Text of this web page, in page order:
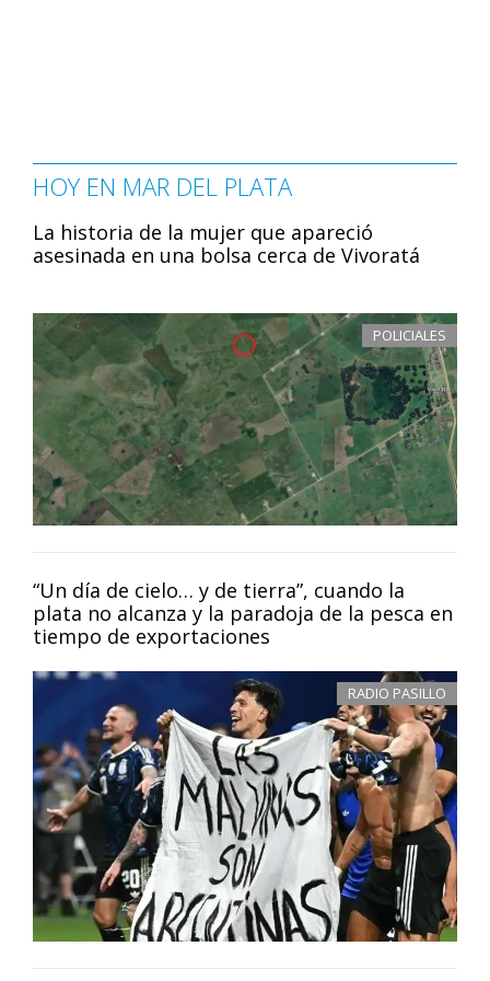
HOY EN MAR DEL PLATA
La historia de la mujer que apareció
asesinada en una bolsa cerca de Vivoratá
POLICIALES
“Un día de cielo… y de tierra”, cuando la
plata no alcanza y la paradoja de la pesca en
tiempo de exportaciones
RADIO PASILLO